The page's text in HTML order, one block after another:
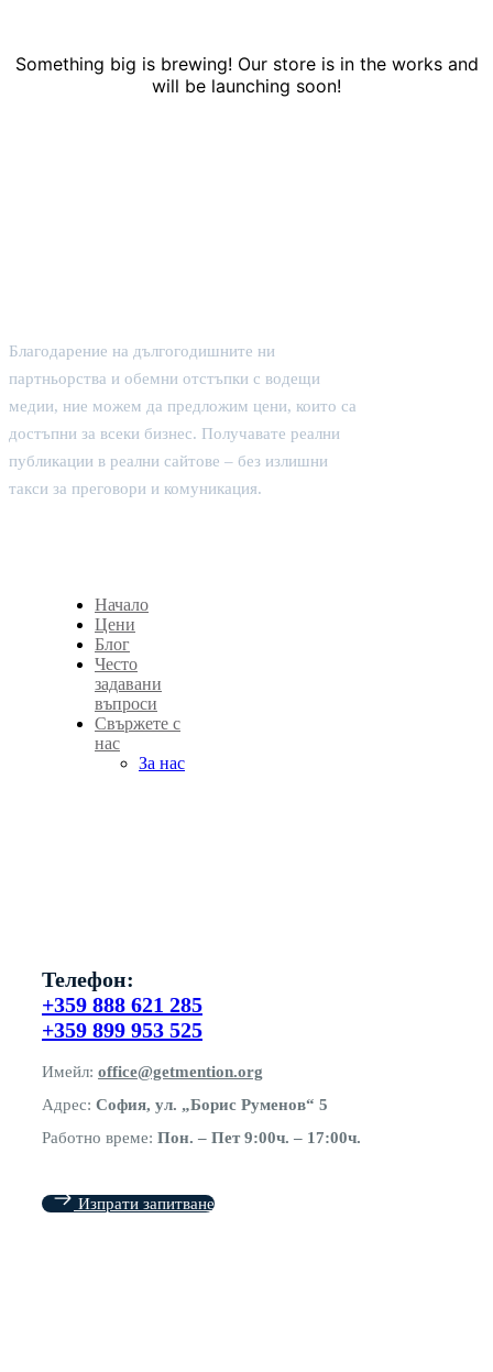
Something big is brewing! Our store is in the works and
will be launching soon!
Благодарение на дългогодишните ни
партньорства и обемни отстъпки с водещи
медии, ние можем да предложим цени, които са
достъпни за всеки бизнес. Получавате реални
публикации в реални сайтове – без излишни
такси за преговори и комуникация.
Начало
Цени
Блог
Често
задавани
въпроси
Свържете с
нас
За нас
Телефон:
+359 888 621 285
+359 899 953 525
Имейл: office@getmention.org
Адрес: София, ул. „Борис Руменов“ 5
Работно време: Пон. – Пет 9:00ч. – 17:00ч.
Изпрати запитване